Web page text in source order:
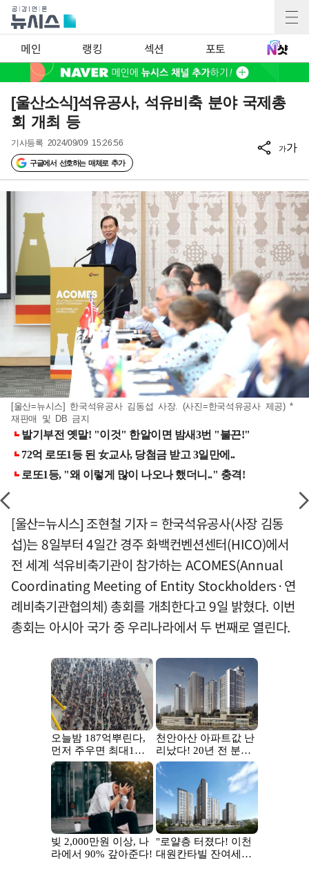
메인 랭킹 섹션 포토
[울산소식]석유공사, 석유비축 분야 국제총
회 개최 등
기사등록 2024/09/09 15:26:56
구글에서 선호하는 매체로 추가
가가
[울산=뉴시스] 한국석유공사 김동섭 사장. (사진=한국석유공사 제공) *
재판매 및 DB 금지
[울산=뉴시스] 조현철 기자 = 한국석유공사(사장 김동
섭)는 8일부터 4일간 경주 화백컨벤션센터(HICO)에서
전 세계 석유비축기관이 참가하는 ACOMES(Annual
Coordinating Meeting of Entity Stockholders·연
례비축기관협의체) 총회를 개최한다고 9일 밝혔다. 이번
총회는 아시아 국가 중 우리나라에서 두 번째로 열린다.